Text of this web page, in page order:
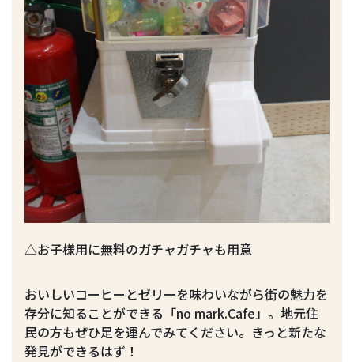
△お子様用に無料のガチャガチャも用意
おいしいコーヒーとゼリーを味わいながら街の魅力を
存分に知ることができる「no mark.Cafe」。地元住
民の方もぜひ足を運んでみてください。きっと新たな
発見ができるはず！